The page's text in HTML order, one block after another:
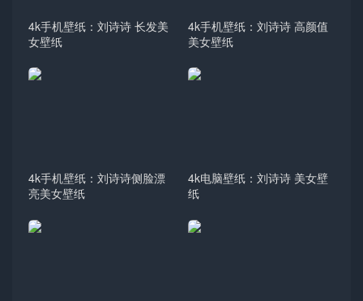
4k手机壁纸：刘诗诗 长发美
女壁纸
4k手机壁纸：刘诗诗 高颜值
美女壁纸
4k手机壁纸：刘诗诗侧脸漂
亮美女壁纸
4k电脑壁纸：刘诗诗 美女壁
纸